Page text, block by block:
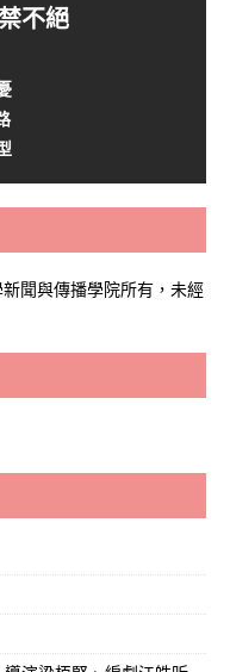
不絕
聞與傳播學院所有，未經